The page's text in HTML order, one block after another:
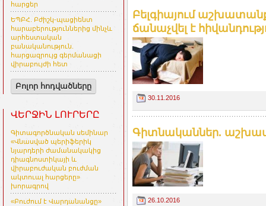
հարցեր
ԵՊԲՀ. Բժիշկ-պացիենտ
հարաբերություններից մինչև
արհեստական
բանականություն.
հարցազրույց գերմանացի
վիրաբույժի հետ
Բոլոր հոդվածները
ՎԵՐՋԻՆ ԼՈՒՐԵՐԸ
Գիտագործնական սեմինար
«Վնասված պերիֆերիկ
նյարդերի ժամանակակից
դիագնոստիկայի և
վիրաբուժական բուժման
ակտուալ հարցերը»
խորագրով
«Բուժում է Վարդանանցը»
Բելգիայում
ճանաչվել է
30.11.2016
Գիտնականներ.
26.10.2016